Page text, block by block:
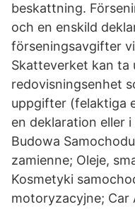
beskattning.
och en enskild
förseningsavgifter
Skatteverket kan ta
redovisningsenhet
uppgifter (felaktiga
en deklaration eller
Budowa
zamienne; Oleje,
Kosmetyki
motoryzacyjne; Car